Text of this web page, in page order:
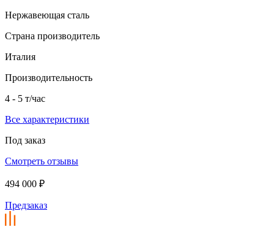
Нержавеющая сталь
Страна производитель
Италия
Производительность
4 - 5 т/час
Все характеристики
Под заказ
Смотреть отзывы
494 000 ₽
Предзаказ